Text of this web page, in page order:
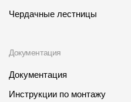
Чердачные лестницы
Документация
Документация
Инструкции по монтажу